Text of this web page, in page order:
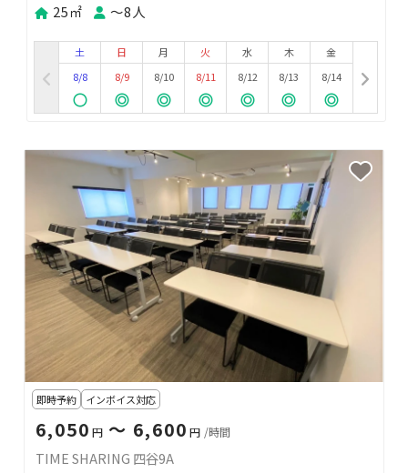
25㎡
〜8人
土
8/8
日
8/9
月
8/10
火
8/11
水
8/12
木
8/13
金
8/14
即時予約 インボイス対応
6,050 円 〜 6,600 円 /時間
TIME SHARING 四谷9A